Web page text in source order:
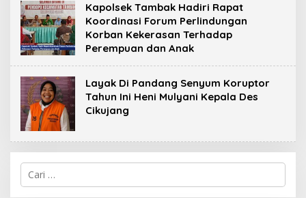
Kapolsek Tambak Hadiri Rapat
Koordinasi Forum Perlindungan
Korban Kekerasan Terhadap
Perempuan dan Anak
Layak Di Pandang Senyum Koruptor
Tahun Ini Heni Mulyani Kepala Des
Cikujang
C